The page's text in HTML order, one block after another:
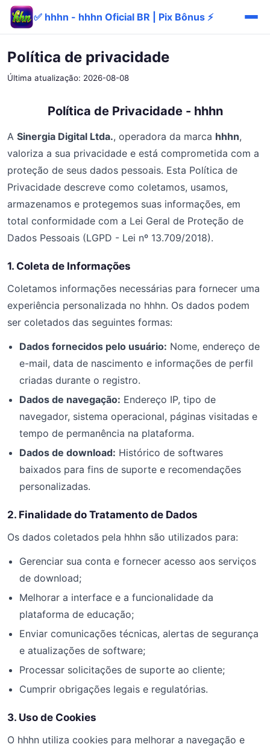
✅ hhhn - hhhn Oficial BR | Pix Bônus ⚡
Política de privacidade
Última atualização: 2026-08-08
Política de Privacidade - hhhn
A Sinergia Digital Ltda., operadora da marca hhhn,
valoriza a sua privacidade e está comprometida com a
proteção de seus dados pessoais. Esta Política de
Privacidade descreve como coletamos, usamos,
armazenamos e protegemos suas informações, em
total conformidade com a Lei Geral de Proteção de
Dados Pessoais (LGPD - Lei nº 13.709/2018).
1. Coleta de Informações
Coletamos informações necessárias para fornecer uma
experiência personalizada no hhhn. Os dados podem
ser coletados das seguintes formas:
Dados fornecidos pelo usuário: Nome, endereço de
e-mail, data de nascimento e informações de perfil
criadas durante o registro.
Dados de navegação: Endereço IP, tipo de
navegador, sistema operacional, páginas visitadas e
tempo de permanência na plataforma.
Dados de download: Histórico de softwares
baixados para fins de suporte e recomendações
personalizadas.
2. Finalidade do Tratamento de Dados
Os dados coletados pela hhhn são utilizados para:
Gerenciar sua conta e fornecer acesso aos serviços
de download;
Melhorar a interface e a funcionalidade da
plataforma de educação;
Enviar comunicações técnicas, alertas de segurança
e atualizações de software;
Processar solicitações de suporte ao cliente;
Cumprir obrigações legais e regulatórias.
3. Uso de Cookies
O hhhn utiliza cookies para melhorar a navegação e